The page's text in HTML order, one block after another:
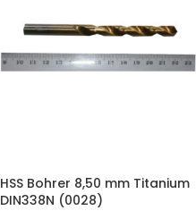
HSS Bohrer 8,50 mm Titanium
DIN338N (0028)